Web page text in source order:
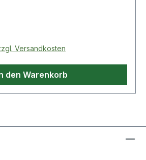
Versandkosten
den Warenkorb